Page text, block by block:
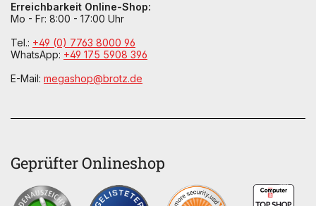
Erreichbarkeit Online-Shop:
Mo - Fr: 8:00 - 17:00 Uhr
Tel.: +49 (0) 7763 8000 96
WhatsApp: +49 175 5908 396
E-Mail: megashop@brotz.de
Geprüfter Onlineshop